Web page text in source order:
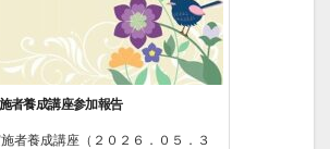
者養成講座参加報告
者養成講座（２０２６．０５．３